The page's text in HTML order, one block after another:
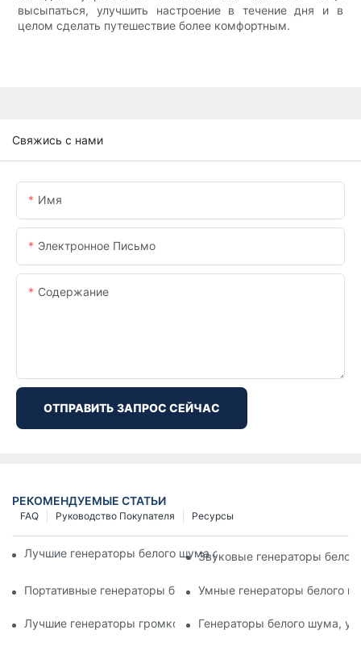
высыпаться, улучшить настроение в течение дня и в
целом сделать путешествие более комфортным.
Свяжись с нами
Имя
Электронное Письмо
Содержание
ОТПРАВИТЬ ЗАПРОС СЕЙЧАС
РЕКОМЕНДУЕМЫЕ СТАТЬИ
Ресурсы
Руководство Покупателя
FAQ
Лучшие генераторы белого шума со звуками природы для
Звуковые генераторы
Портативные генераторы белого шума: решения для сна в
Умные генераторы белого
Лучшие генераторы громкого белого шума для тех, кто
Генераторы белого шума,